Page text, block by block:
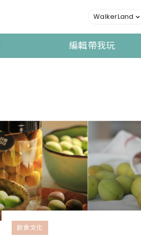
WalkerLand
編輯帶我玩
飲食文化